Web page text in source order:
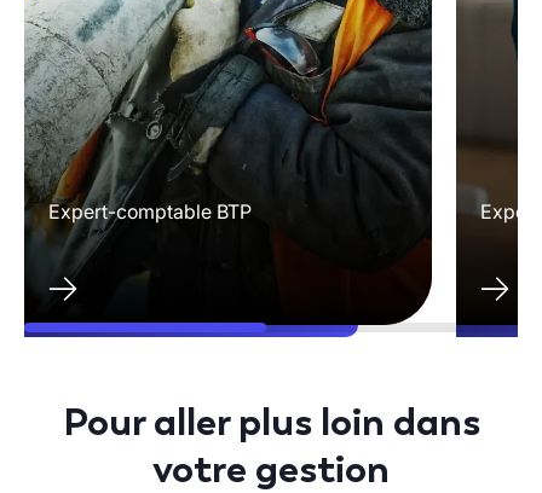
Expert-comptable BTP
Pour aller plus loin dans
votre gestion